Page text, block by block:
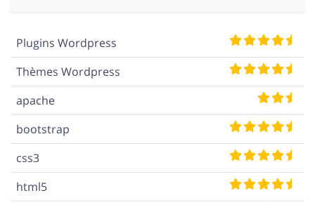
Plugins Wordpress
Thèmes Wordpress
apache
bootstrap
css3
html5
Bootstrap 4 : Responsive Sidebar
de taille fixe via scss
Conserver une sidebar de taille fixe pour
des colones fluides en responsive design
avec Boostrap 4 sauf pour les mobiles